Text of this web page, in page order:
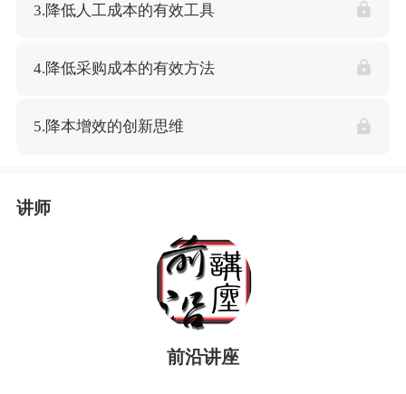
3.降低人工成本的有效工具
4.降低采购成本的有效方法
5.降本增效的创新思维
讲师
前沿讲座